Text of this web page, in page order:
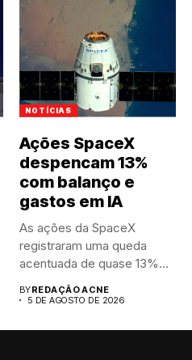
NOTÍCIAS
Ações SpaceX
despencam 13%
com balanço e
gastos em IA
As ações da SpaceX
registraram uma queda
acentuada de quase 13%
BYREDAÇÃO ACNE
5 DE AGOSTO DE 2026